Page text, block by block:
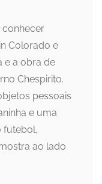
conhecer
Colorado e
e a obra de
Chespirito.
pessoais
e uma
futebol,
ao lado